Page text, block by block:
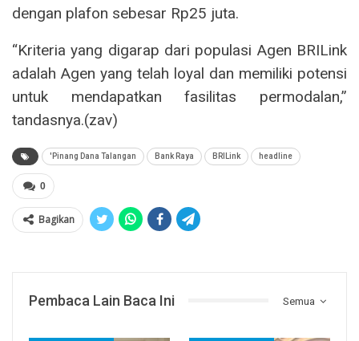
dengan plafon sebesar Rp25 juta.
“Kriteria yang digarap dari populasi Agen BRILink
adalah Agen yang telah loyal dan memiliki potensi
untuk mendapatkan fasilitas permodalan,”
tandasnya.(zav)
'Pinang Dana Talangan Bank Raya BRILink headline
0
Bagikan
Semua
Pembaca Lain Baca Ini